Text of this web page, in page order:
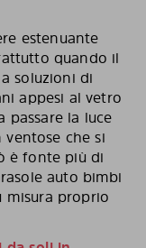
estenuante
quando il
soluzioni di
appesi al vetro
passare la luce
che si
è fonte più di
auto bimbi
misura proprio